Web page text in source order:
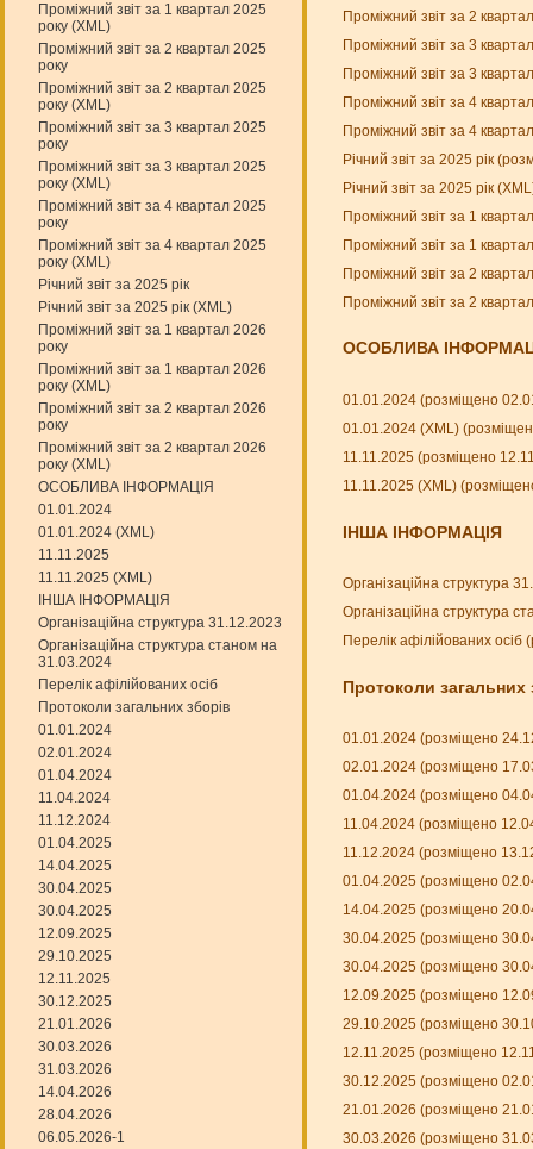
Проміжний звіт за 1 квартал 2025
року (XML)
Проміжний звіт за 2 квартал 2025
року
Проміжний звіт за 2 квартал 2025
року (XML)
Проміжний звіт за 3 квартал 2025
року
Проміжний звіт за 3 квартал 2025
року (XML)
Проміжний звіт за 4 квартал 2025
року
Проміжний звіт за 4 квартал 2025
року (XML)
Річний звіт за 2025 рік
Річний звіт за 2025 рік (XML)
Проміжний звіт за 1 квартал 2026
року
Проміжний звіт за 1 квартал 2026
року (XML)
Проміжний звіт за 2 квартал 2026
року
Проміжний звіт за 2 квартал 2026
року (XML)
ОСОБЛИВА ІНФОРМАЦІЯ
01.01.2024
01.01.2024 (XML)
11.11.2025
11.11.2025 (XML)
ІНША ІНФОРМАЦІЯ
Організаційна структура 31.12.2023
Організаційна структура станом на
31.03.2024
Перелік афілійованих осіб
Протоколи загальних зборів
01.01.2024
02.01.2024
01.04.2024
11.04.2024
11.12.2024
01.04.2025
14.04.2025
30.04.2025
30.04.2025
12.09.2025
29.10.2025
12.11.2025
30.12.2025
21.01.2026
30.03.2026
31.03.2026
14.04.2026
28.04.2026
06.05.2026-1
Проміжний звіт за 2
Проміжний звіт за 3
Проміжний звіт за 3
Проміжний звіт за 4
Проміжний звіт за 4
Річний звіт за 2025 рік
Річний звіт за 2025 рік
Проміжний звіт за 1
Проміжний звіт за 1
Проміжний звіт за 2
Проміжний звіт за 2
ОСОБЛИВА
01.01.2024 (розміщено
01.01.2024 (XML)
11.11.2025 (розміщено
11.11.2025 (XML)
ІНША ІНФОРМАЦІЯ
Організаційна структура
Організаційна структура
Перелік афілійованих
Протоколи загальних
01.01.2024 (розміщено
02.01.2024 (розміщено
01.04.2024 (розміщено
11.04.2024 (розміщено
11.12.2024 (розміщено
01.04.2025 (розміщено
14.04.2025 (розміщено
30.04.2025 (розміщено
30.04.2025 (розміщено
12.09.2025 (розміщено
29.10.2025 (розміщено
12.11.2025 (розміщено
30.12.2025 (розміщено
21.01.2026 (розміщено
30.03.2026 (розміщено